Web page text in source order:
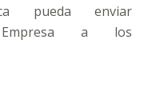
pueda enviar
Empresa a los